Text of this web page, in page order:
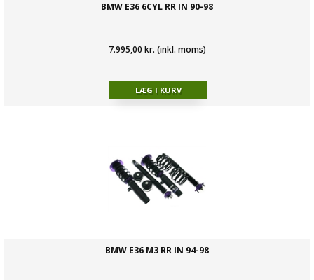
BMW E36 6CYL RR IN 90-98
7.995,00 kr. (inkl. moms)
BMW E36 M3 RR IN 94-98